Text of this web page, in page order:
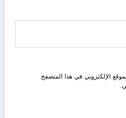
الإلكتروني في هذا المتصفح